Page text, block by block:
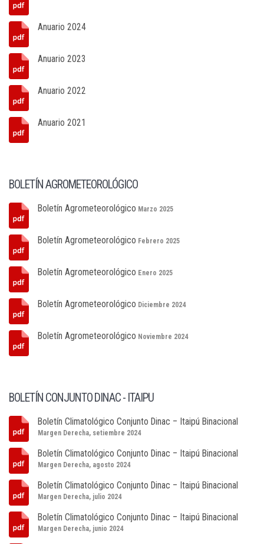
Anuario 2024
Anuario 2023
Anuario 2022
Anuario 2021
BOLETÍN AGROMETEOROLÓGICO
Boletín Agrometeorológico Marzo 2025
Boletín Agrometeorológico Febrero 2025
Boletín Agrometeorológico Enero 2025
Boletín Agrometeorológico Diciembre 2024
Boletín Agrometeorológico Noviembre 2024
BOLETÍN CONJUNTO DINAC - ITAIPU
Boletín Climatológico Conjunto Dinac – Itaipú Binacional
Margen Derecha, setiembre 2024
Boletín Climatológico Conjunto Dinac – Itaipú Binacional
Margen Derecha, agosto 2024
Boletín Climatológico Conjunto Dinac – Itaipú Binacional
Margen Derecha, julio 2024
Boletín Climatológico Conjunto Dinac – Itaipú Binacional
Margen Derecha, junio 2024